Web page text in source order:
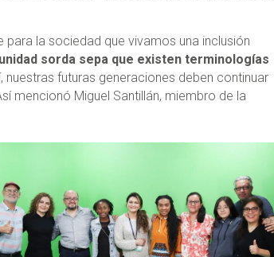
la sociedad que vivamos una inclusión
sorda sepa que existen terminologías
nuestras futuras generaciones deben continuar
mencionó Miguel Santillán, miembro de la